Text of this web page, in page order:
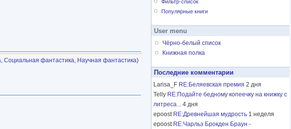
, Социальная фантастика, Научная фантастика)
Фильтр-список
Популярные книги
User menu
Чёрно-белый список
Книжная полка
Последние комментарии
Larisa_F RE:Беляевская премия 2 дня
Telly RE:Подайте бедному копеечку на книжку с
литреса... 4 дня
epoost RE:Древнейшая мудрость 1 неделя
epoost RE:Чарльз Брокден Браун -